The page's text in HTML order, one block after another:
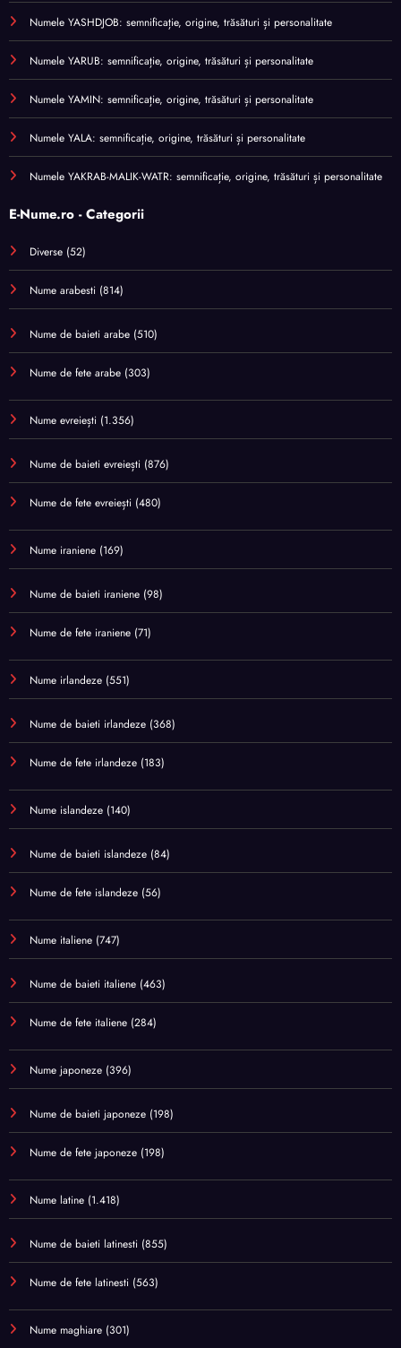
Numele YASHDJOB: semnificație, origine, trăsături și personalitate
Numele YARUB: semnificație, origine, trăsături și personalitate
Numele YAMIN: semnificație, origine, trăsături și personalitate
Numele YALA: semnificație, origine, trăsături și personalitate
Numele YAKRAB-MALIK-WATR: semnificație, origine, trăsături și personalitate
E-Nume.ro - Categorii
Diverse (52)
Nume arabesti (814)
Nume de baieti arabe (510)
Nume de fete arabe (303)
Nume evreiești (1.356)
Nume de baieti evreiești (876)
Nume de fete evreiești (480)
Nume iraniene (169)
Nume de baieti iraniene (98)
Nume de fete iraniene (71)
Nume irlandeze (551)
Nume de baieti irlandeze (368)
Nume de fete irlandeze (183)
Nume islandeze (140)
Nume de baieti islandeze (84)
Nume de fete islandeze (56)
Nume italiene (747)
Nume de baieti italiene (463)
Nume de fete italiene (284)
Nume japoneze (396)
Nume de baieti japoneze (198)
Nume de fete japoneze (198)
Nume latine (1.418)
Nume de baieti latinesti (855)
Nume de fete latinesti (563)
Nume maghiare (301)